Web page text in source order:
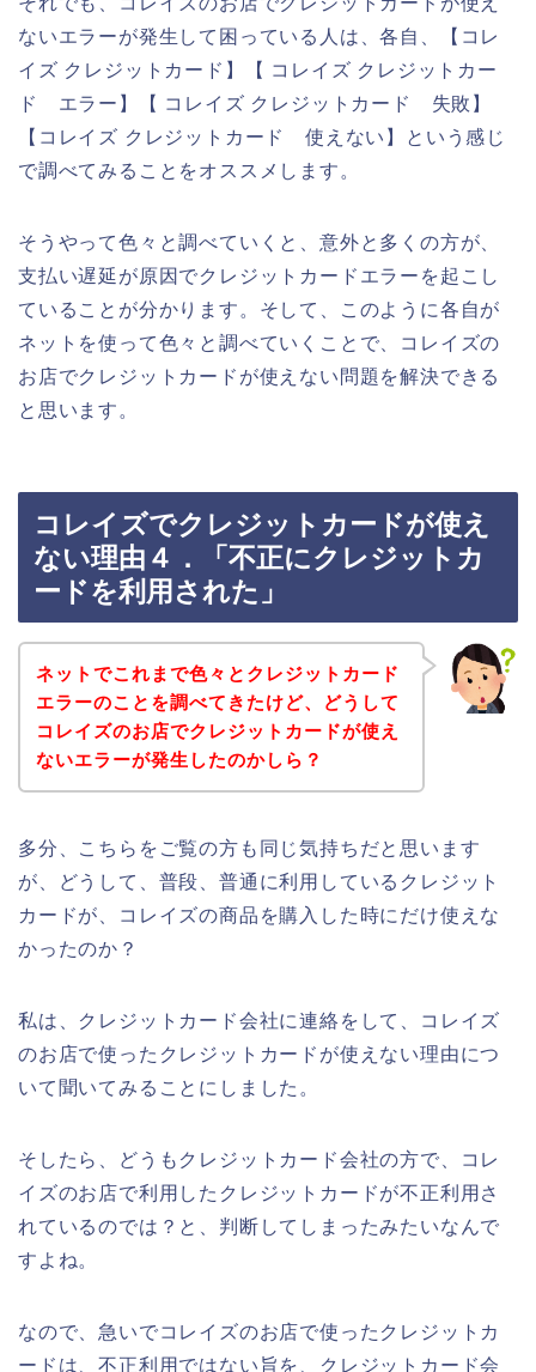
ないエラーが発生して困っている人は、各自、【コレ
イズ クレジットカード】【 コレイズ クレジットカー
ド エラー】【 コレイズ クレジットカード 失敗】
【コレイズ クレジットカード 使えない】という感じ
で調べてみることをオススメします。
そうやって色々と調べていくと、意外と多くの方が、
支払い遅延が原因でクレジットカードエラーを起こし
ていることが分かります。そして、このように各自が
ネットを使って色々と調べていくことで、コレイズの
お店でクレジットカードが使えない問題を解決できる
と思います。
コレイズでクレジットカードが使え
ない理由４．「不正にクレジットカ
ードを利用された」
ネットでこれまで色々とクレジットカード
エラーのことを調べてきたけど、どうして
コレイズのお店でクレジットカードが使え
ないエラーが発生したのかしら？
多分、こちらをご覧の方も同じ気持ちだと思います
が、どうして、普段、普通に利用しているクレジット
カードが、コレイズの商品を購入した時にだけ使えな
かったのか？
私は、クレジットカード会社に連絡をして、コレイズ
のお店で使ったクレジットカードが使えない理由につ
いて聞いてみることにしました。
そしたら、どうもクレジットカード会社の方で、コレ
イズのお店で利用したクレジットカードが不正利用さ
れているのでは？と、判断してしまったみたいなんで
すよね。
なので、急いでコレイズのお店で使ったクレジットカ
ードは、不正利用ではない旨を、クレジットカード会